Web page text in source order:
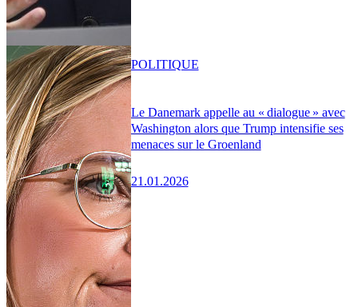
Le Danemark appelle au « dialogue » avec
Washington alors que Trump intensifie ses
menaces sur le Groenland
21.01.2026
POLITIQUE